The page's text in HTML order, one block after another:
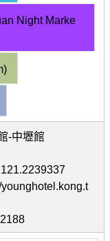
Night Marke
-中壢館